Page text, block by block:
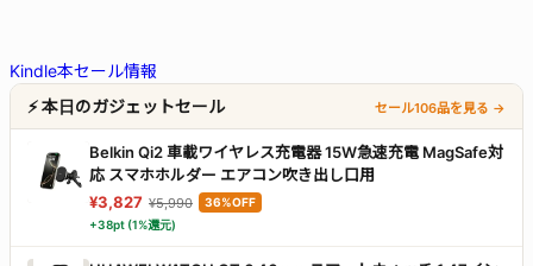
Kindle本セール情報
⚡ 本日のガジェットセール
セール106品を見る →
Belkin Qi2 車載ワイヤレス充電器 15W急速充電 MagSafe対
応 スマホホルダー エアコン吹き出し口用
¥3,827 ¥5,990
36%OFF
+38pt (1%還元)